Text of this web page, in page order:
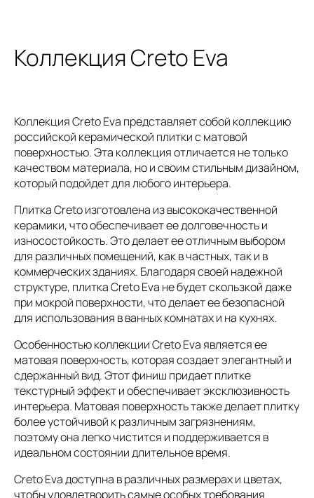
Коллекция Creto Eva
Коллекция Creto Eva представляет собой коллекцию
российской керамической плитки с матовой
поверхностью. Эта коллекция отличается не только
качеством материала, но и своим стильным дизайном,
который подойдет для любого интерьера.
Плитка Creto изготовлена из высококачественной
керамики, что обеспечивает ее долговечность и
износостойкость. Это делает ее отличным выбором
для различных помещений, как в частных, так и в
коммерческих зданиях. Благодаря своей надежной
структуре, плитка Creto Eva не будет скользкой даже
при мокрой поверхности, что делает ее безопасной
для использования в ванных комнатах и на кухнях.
Особенностью коллекции Creto Eva является ее
матовая поверхность, которая создает элегантный и
сдержанный вид. Этот финиш придает плитке
текстурный эффект и обеспечивает эксклюзивность
интерьера. Матовая поверхность также делает плитку
более устойчивой к различным загрязнениям,
поэтому она легко чистится и поддерживается в
идеальном состоянии длительное время.
Creto Eva доступна в различных размерах и цветах,
чтобы удовлетворить самые особых требования